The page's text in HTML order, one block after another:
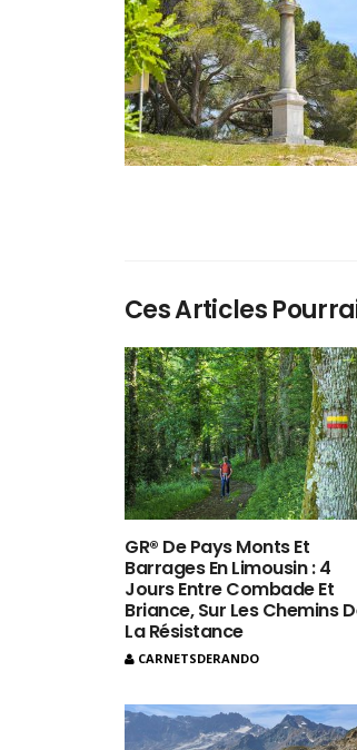
Ces Articles
GR® De Pays Monts Et
Barrages En Limousin : 4
Jours Entre Combade Et
Briance, Sur Les Chemins
La Résistance
CARNETSDERANDO